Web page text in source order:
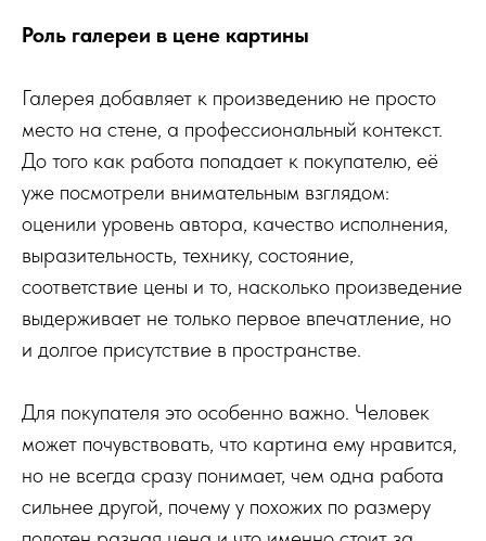
Роль галереи в цене картины
Галерея добавляет к произведению не просто
место на стене, а профессиональный контекст.
До того как работа попадает к покупателю, её
уже посмотрели внимательным взглядом:
оценили уровень автора, качество исполнения,
выразительность, технику, состояние,
соответствие цены и то, насколько произведение
выдерживает не только первое впечатление, но
и долгое присутствие в пространстве.
Для покупателя это особенно важно. Человек
может почувствовать, что картина ему нравится,
но не всегда сразу понимает, чем одна работа
сильнее другой, почему у похожих по размеру